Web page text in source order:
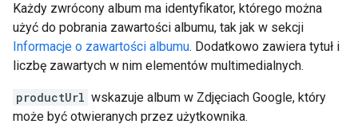
Każdy zwrócony album ma identyfikator, którego można
użyć do pobrania zawartości albumu, tak jak w sekcji
Informacje o zawartości albumu. Dodatkowo zawiera tytuł i
liczbę zawartych w nim elementów multimedialnych.
productUrl wskazuje album w Zdjęciach Google, który
może być otwieranych przez użytkownika.